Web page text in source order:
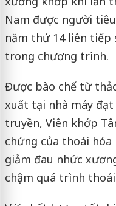
Nam được người
năm thứ 14 liên tiếp
trong chương trình.
Được bào chế từ
xuất tại nhà máy đạt
truyền, Viên khớp
chứng của thoái
giảm đau nhức
chậm quá trình